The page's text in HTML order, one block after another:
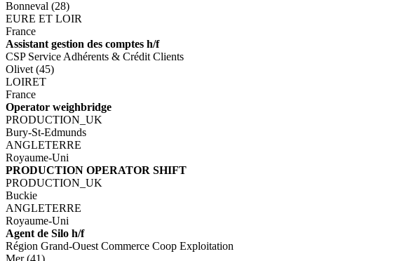
Bonneval (28)
EURE ET LOIR
France
Assistant gestion des comptes h/f
CSP Service Adhérents & Crédit Clients
Olivet (45)
LOIRET
France
Operator weighbridge
PRODUCTION_UK
Bury-St-Edmunds
ANGLETERRE
Royaume-Uni
PRODUCTION OPERATOR SHIFT
PRODUCTION_UK
Buckie
ANGLETERRE
Royaume-Uni
Agent de Silo h/f
Région Grand-Ouest Commerce Coop Exploitation
Mer (41)